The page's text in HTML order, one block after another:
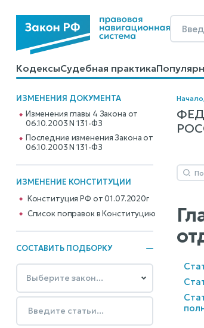
КодексыСудебная практика
КалькуляторыСправочные
ИЗМЕНЕНИЯ ДОКУМЕНТА
Изменения главы 4 Закона от
06.10.2003 N 131-ФЗ
Последние изменения Закона от
06.10.2003 N 131-ФЗ
ИЗМЕНЕНИЕ КОНСТИТУЦИИ
Конституция РФ от 01.07.2020г
Cписок поправок в Конституцию
СОСТАВИТЬ ПОДБОРКУ
Начало